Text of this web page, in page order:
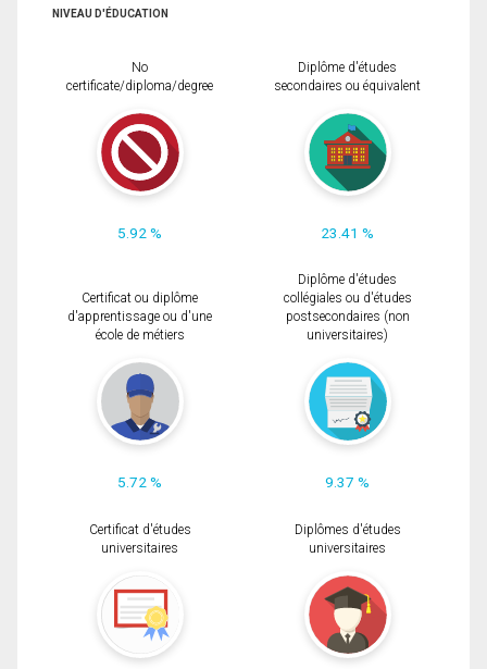
NIVEAU D'ÉDUCATION
No
certificate/diploma/degree
5.92 %
Diplôme d'études
secondaires ou équivalent
23.41 %
Certificat ou diplôme
d'apprentissage ou d'une
école de métiers
5.72 %
Diplôme d'études
collégiales ou d'études
postsecondaires (non
universitaires)
9.37 %
Certificat d'études
universitaires
Diplômes d'études
universitaires